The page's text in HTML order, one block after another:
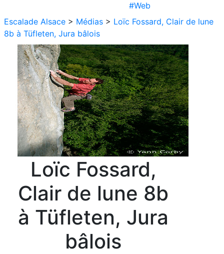
#Web
Escalade Alsace > Médias > Loïc Fossard, Clair de lune
8b à Tüfleten, Jura bâlois
Loïc Fossard,
Clair de lune 8b
à Tüfleten, Jura
bâlois